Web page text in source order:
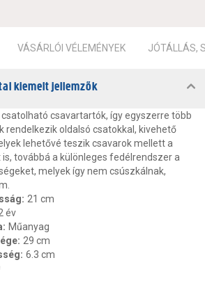
VÁSÁRLÓI VÉLEMÉNYEK JÓTÁLLÁS,
kiemelt jellemzők
csavartartók, így egyszerre több
rendelkezik oldalsó csatokkal, kivehető
lehetővé teszik csavarok mellett a
továbbá a különleges fedélrendszer a
melyek így nem csúszkálnak,
: 21 cm
év
: Műanyag
: 29 cm
: 6.3 cm